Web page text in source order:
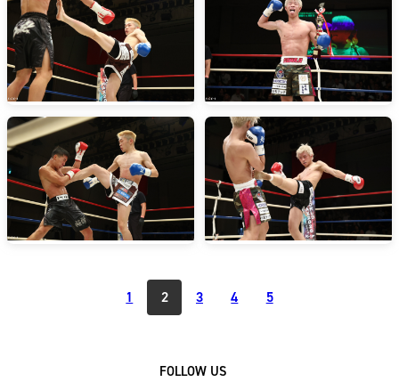
1 2 3 4 5
FOLLOW US